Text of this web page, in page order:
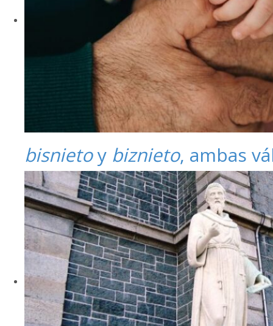
bisnietoy biznieto, ambas